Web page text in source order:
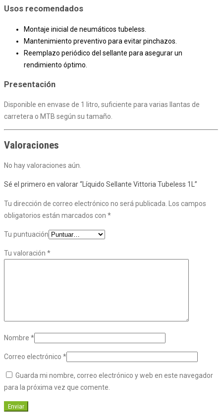
Usos recomendados
Montaje inicial de neumáticos tubeless.
Mantenimiento preventivo para evitar pinchazos.
Reemplazo periódico del sellante para asegurar un
rendimiento óptimo.
Presentación
Disponible en envase de 1 litro, suficiente para varias llantas de
carretera o MTB según su tamaño.
Valoraciones
No hay valoraciones aún.
Sé el primero en valorar “Líquido Sellante Vittoria Tubeless 1L”
Tu dirección de correo electrónico no será publicada.
Los campos
obligatorios están marcados con *
Tu puntuación
Tu valoración *
Nombre *
Correo electrónico *
Guarda mi nombre, correo electrónico y web en este navegador
para la próxima vez que comente.